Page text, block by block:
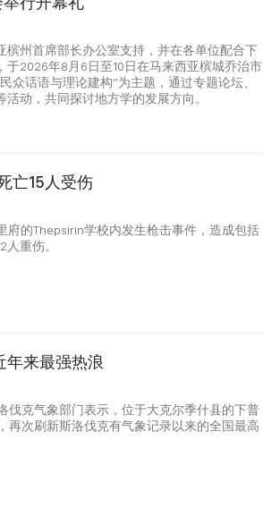
槟州首席部长办公室支持，并在各单位配合下
2026年8月6日至10日在马来西亚槟城乔治市
众话语与理论建构”为主题，通过专题论坛、
动，共同探讨地方学的发展方向。
亡15人受伤
府的Thepsirin学校内发生枪击事件，造成包括
重伤。
年来最强热浪
伐克气象部门表示，位于大克尔季什县的下普
再次刷新斯洛伐克有气象记录以来的全国最高